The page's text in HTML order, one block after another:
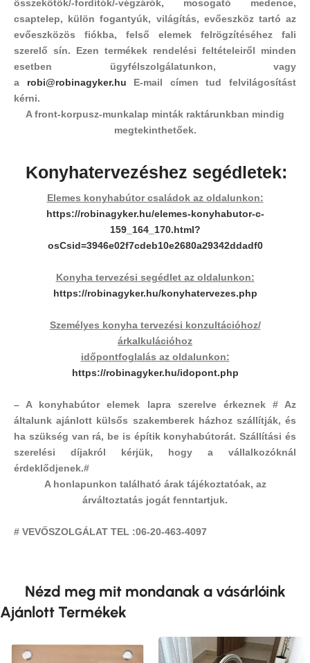
összekötők/-fordítók/-végzárók, mosogató medence,
csaptelep, külön fogantyúk, világítás, evőeszköz tartó az
evőeszközös fiókba, felső elemek felrögzítéséhez fali
szerelő sín. Ezen termékek rendelési feltételeiről minden
esetben ügyfélszolgálatunkon, vagy
a
robi@robinagyker.hu
E-mail címen tud felvilágosítást
kérni.
A front-korpusz-munkalap minták raktárunkban mindig
megtekinthetőek.
Konyhatervezéshez segédletek:
Elemes konyhabútor családok az oldalunkon:
https://robinagyker.hu/elemes-konyhabutor-c-
159_164_170.html?
osCsid=3946e02f7cdeb10e2680a29342ddadf0
Konyha tervezési segédlet az oldalunkon:
https://robinagyker.hu/konyhatervezes.php
Személyes konyha tervezési konzultációhoz/
árkalkulációhoz
időpontfoglalás az oldalunkon:
https://robinagyker.hu/idopont.php
– A konyhabútor elemek lapra szerelve érkeznek # Az
általunk ajánlott külsős szakemberek házhoz szállítják, és
ha szükség van rá, be is építik konyhabútorát. Szállítási és
szerelési díjakról kérjük, hogy a vállalkozóknál
érdeklődjenek.#
A honlapunkon található árak tájékoztatóak, az
árváltoztatás jogát fenntartjuk.
# VEVŐSZOLGÁLAT TEL :06-20-463-4097
Nézd meg mit mondanak a vásárlóink
Ajánlott Termékek